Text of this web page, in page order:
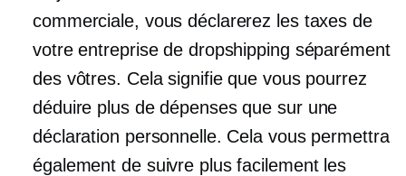
commerciale, vous déclarerez les taxes de
votre entreprise de dropshipping séparément
des vôtres. Cela signifie que vous pourrez
déduire plus de dépenses que sur une
déclaration personnelle. Cela vous permettra
également de suivre plus facilement les